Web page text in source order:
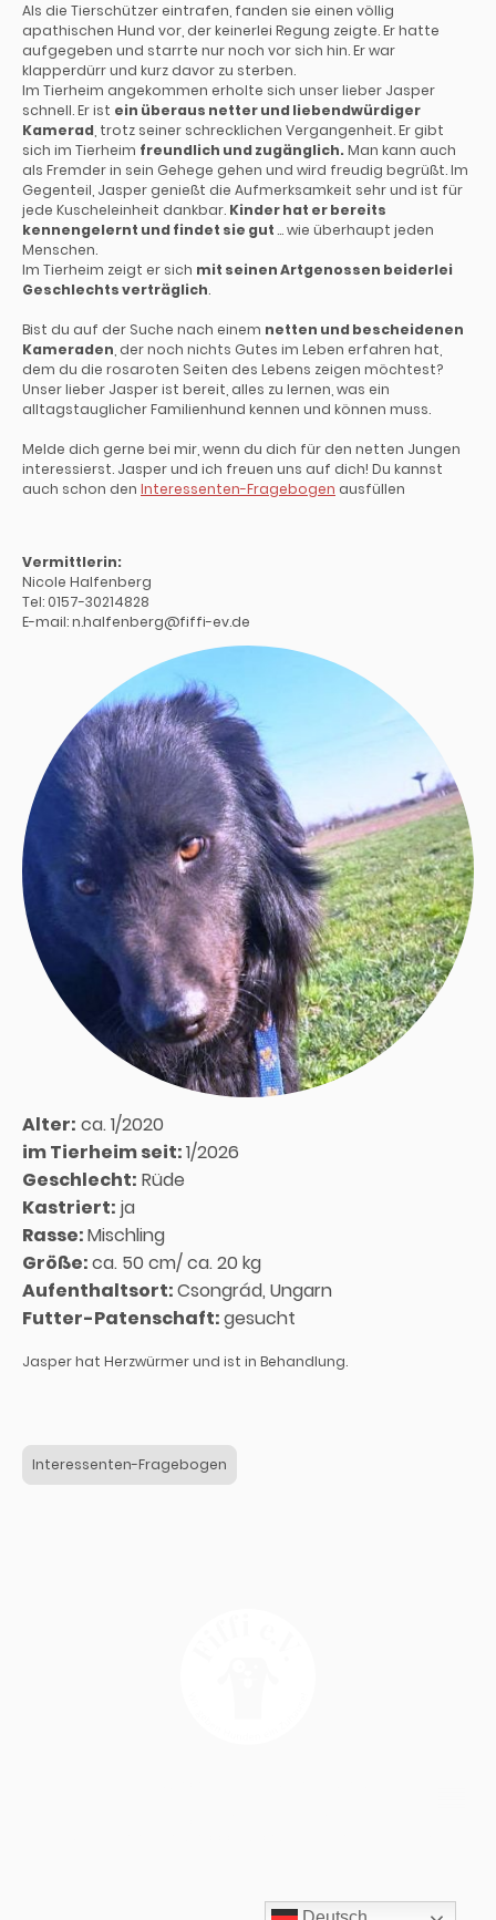
Als die Tierschützer eintrafen, fanden sie einen völlig
apathischen Hund vor, der keinerlei Regung zeigte. Er hatte
aufgegeben und starrte nur noch vor sich hin. Er war
klapperdürr und kurz davor zu sterben.
Im Tierheim angekommen erholte sich unser lieber Jasper
schnell. Er ist ein überaus netter und liebendwürdiger
Kamerad , trotz seiner schrecklichen Vergangenheit. Er gibt
sich im Tierheim freundlich und zugänglich. Man kann auch
als Fremder in sein Gehege gehen und wird freudig begrüßt. Im
Gegenteil, Jasper genießt die Aufmerksamkeit sehr und ist für
jede Kuscheleinheit dankbar. Kinder hat er bereits
kennengelernt und findet sie gut... wie überhaupt jeden
Menschen.
Im Tierheim zeigt er sich mit seinen Artgenossen beiderlei
Geschlechts verträglich.
Bist du auf der Suche nach einem netten und bescheidenen
Kameraden , der noch nichts Gutes im Leben erfahren hat,
dem du die rosaroten Seiten des Lebens zeigen möchtest?
Unser lieber Jasper ist bereit, alles zu lernen, was ein
alltagstauglicher Familienhund kennen und können muss.
Melde dich gerne bei mir, wenn du dich für den netten Jungen
interessierst. Jasper und ich freuen uns auf dich! Du kannst
auch schon den Interessenten-Fragebogen ausfüllen
Vermittlerin:
Nicole Halfenberg
Tel: 0157-30214828
E-mail: n.halfenberg@fiffi-ev.de
Alter: ca. 1/2020
im Tierheim seit:1/2026
Geschlecht: Rüde
Kastriert: ja
Rasse:Mischling
Größe:ca. 50 cm/ ca. 20 kg
Aufenthaltsort:Csongrád, Ungarn
Futter-Patenschaft:gesucht
Jasper hat Herzwürmer und ist in Behandlung.
Interessenten-Fragebogen